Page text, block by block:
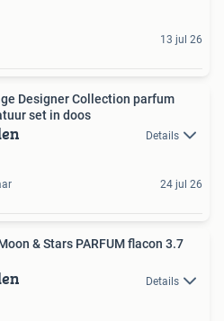
13 jul 26
Designer Collection parfum
set in doos
Details
24 jul 26
& Stars PARFUM flacon 3.7
Details